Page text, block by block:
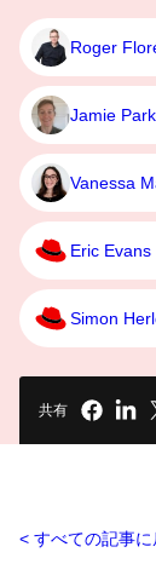
Roger
Jamie
Vanessa
Eric Evans
Simon
共有
すべての記事に